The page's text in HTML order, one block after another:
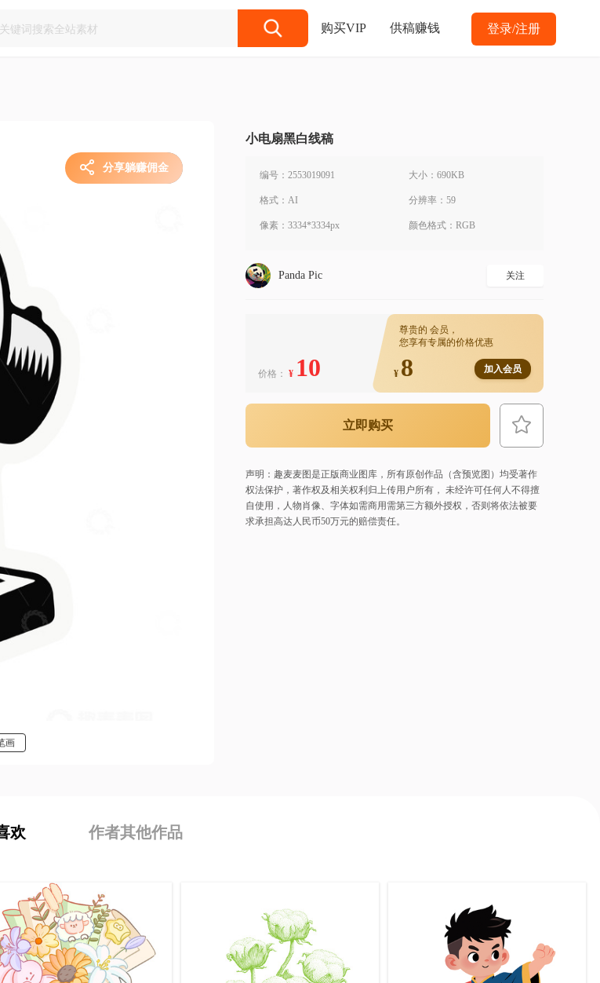
登录/注册
购买VIP 供稿赚钱
分享躺赚佣金
画
小电扇黑白线稿
编号：2553019091 大小：690KB
格式：AI 分辨率：59
像素：3334*3334px 颜色格式：RGB
Panda Pic 关注
价格： ¥ 10
尊贵的 会员，
您享有专属的价格优惠
¥ 8 加入会员
立即购买
声明：趣麦麦图是正版商业图库，所有原创作品（含预览图）均受著作
权法保护，著作权及相关权利归上传用户所有， 未经许可任何人不得擅
自使用，人物肖像、字体如需商用需第三方额外授权，否则将依法被要
求承担高达人民币50万元的赔偿责任。
欢 作者其他作品